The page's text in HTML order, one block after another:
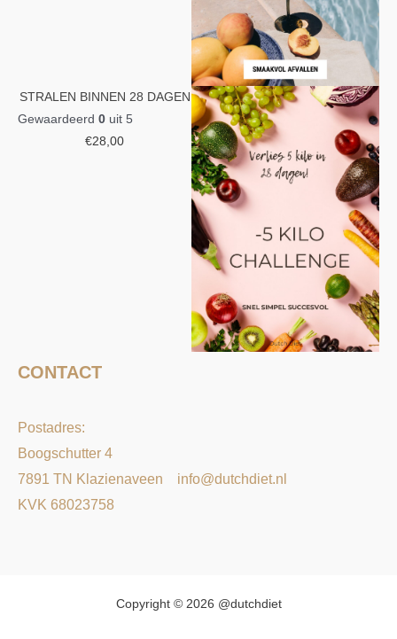
STRALEN BINNEN 28 DAGEN
Gewaardeerd 0 uit 5
€28,00
CONTACT
Postadres:
Boogschutter 4
7891 TN Klazienaveen info@dutchdiet.nl
KVK 68023758
Copyright © 2026 @dutchdiet